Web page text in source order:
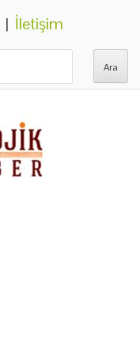
| İletişim